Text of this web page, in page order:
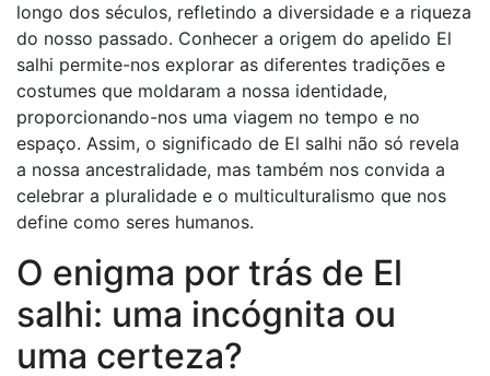
longo dos séculos, refletindo a diversidade e a riqueza
do nosso passado. Conhecer a origem do apelido El
salhi permite-nos explorar as diferentes tradições e
costumes que moldaram a nossa identidade,
proporcionando-nos uma viagem no tempo e no
espaço. Assim, o significado de El salhi não só revela
a nossa ancestralidade, mas também nos convida a
celebrar a pluralidade e o multiculturalismo que nos
define como seres humanos.
O enigma por trás de El
salhi: uma incógnita ou
uma certeza?